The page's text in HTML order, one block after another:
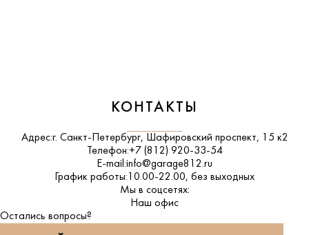
КОНТАКТЫ
Адрес:г. Санкт-Петербург, Шафировский проспект, 15 к2
Телефон:+7 (812) 920-33-54
E-mail:info@garage812.ru
График работы: 10.00-22.00, без выходных
Мы в соцсетях:
ВКонтакте
Наш офис
Остались вопросы?